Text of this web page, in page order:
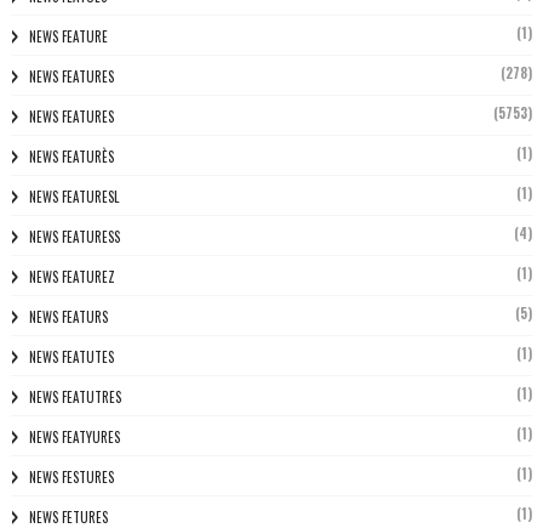
NEWS FEATURE (1)
NEWS FEATURES (278)
NEWS FEATURES (5753)
NEWS FEATURÈS (1)
NEWS FEATURESL (1)
NEWS FEATURESS (4)
NEWS FEATUREZ (1)
NEWS FEATURS (5)
NEWS FEATUTES (1)
NEWS FEATUTRES (1)
NEWS FEATYURES (1)
NEWS FESTURES (1)
NEWS FETURES (1)